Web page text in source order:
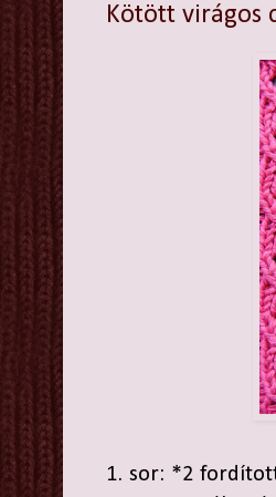
Kötött virágos
1. sor: *2